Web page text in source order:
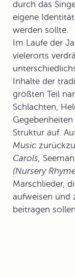
durch das
eigene
werden sollte.
Im Laufe der
vielerorts
Inhalte der
größten Teil
Schlachten,
Struktur auf.
Music
Carols,
(Nursery
Marschlieder,
aufweisen und
beitragen